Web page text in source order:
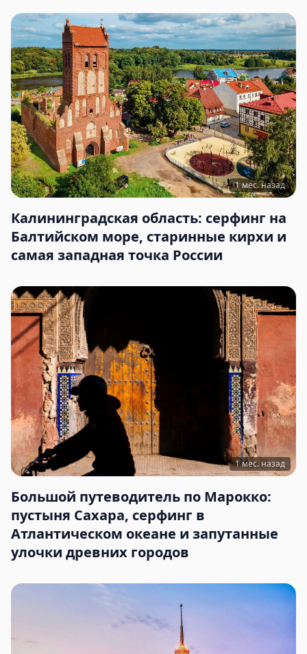
1 мес. назад
Калининградская область: серфинг на
Балтийском море, старинные кирхи и
самая западная точка России
1 мес. назад
Большой путеводитель по Марокко:
пустыня Сахара, серфинг в
Атлантическом океане и запутанные
улочки древних городов